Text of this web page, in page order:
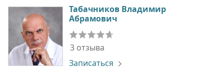
Табачников Владимир
Абрамович
3 отзыва
Записаться